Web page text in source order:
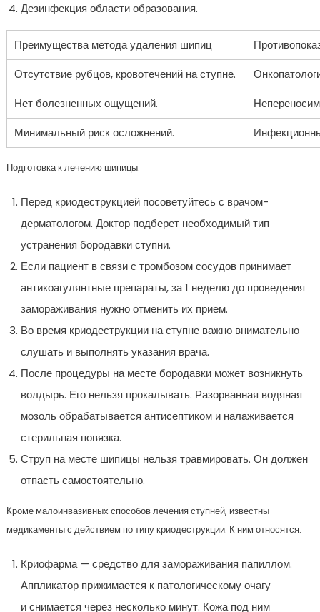
Дезинфекция области образования.
Преимущества метода удаления шипиц
Отсутствие рубцов, кровотечений на ступне.
Нет болезненных ощущений.
Минимальный риск осложнений.
Подготовка к лечению шипицы:
Перед криодеструкцией посоветуйтесь с врачом-
дерматологом. Доктор подберет необходимый тип
устранения бородавки ступни.
Если пациент в связи с тромбозом сосудов принимает
антикоагулянтные препараты, за 1 неделю до проведения
замораживания нужно отменить их прием.
Во время криодеструкции на ступне важно внимательно
слушать и выполнять указания врача.
После процедуры на месте бородавки может возникнуть
волдырь. Его нельзя прокалывать. Разорванная водяная
мозоль обрабатывается антисептиком и налаживается
стерильная повязка.
Струп на месте шипицы нельзя травмировать. Он должен
отпасть самостоятельно.
Кроме малоинвазивных способов лечения ступней, известны
медикаменты с действием по типу криодеструкции. К ним относятся:
Криофарма — средство для замораживания папиллом.
Аппликатор прижимается к патологическому очагу
и снимается через несколько минут. Кожа под ним